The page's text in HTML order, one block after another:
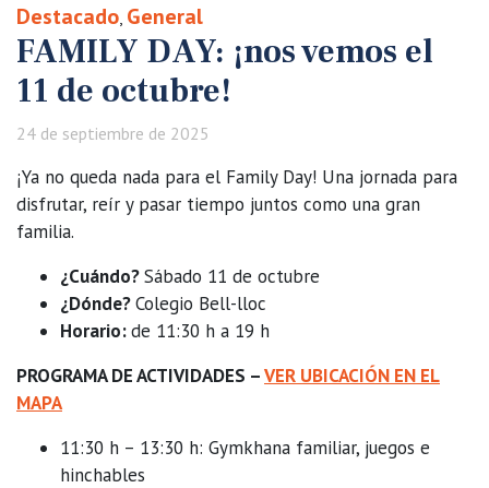
Bell-lloc
Destacado General
FAMILY DAY: ¡nos vemos el
11 de octubre!
24 de septiembre de 2025
¡Ya no queda nada para el Family Day! Una jornada para
disfrutar, reír y pasar tiempo juntos como una gran
familia.
¿Cuándo?Sábado 11 de octubre
¿Dónde?Colegio Bell-lloc
Horario:de 11:30 h a 19 h
PROGRAMA DE ACTIVIDADES –VER UBICACIÓN EN EL
MAPA
11:30 h – 13:30 h: Gymkhana familiar, juegos e
hinchables